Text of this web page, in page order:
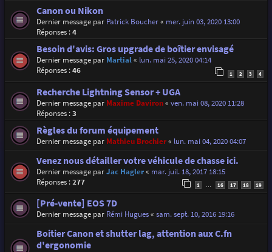
Canon ou Nikon
Dernier message par Patrick Boucher« mer. juin 03, 2020 13:00
Réponses :4
Besoin d'avis: Gros upgrade de boîtier envisagé
Dernier message par Martial« lun. mai 25, 2020 04:14
Réponses :46 1 2 3 4
Recherche Lightning Sensor + UGA
Dernier message par Maxime Daviron« ven. mai 08, 2020 11:28
Réponses :3
Règles du forum équipement
Dernier message par Mathieu Brochier« lun. mai 04, 2020 04:07
Venez nous détailler votre véhicule de chasse ici.
Dernier message parJac Hagler« mar. juil. 18, 2017 18:15
Réponses :277 1 16 17 18 19
[Pré-vente] EOS 7D
Dernier message par Rémi Hugues« sam. sept. 10, 2016 19:16
Boitier Canon et shutter lag, attention aux C.fn
d'ergonomie